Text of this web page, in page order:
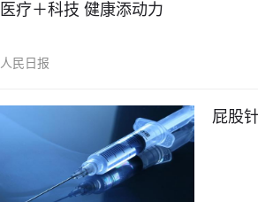
医疗＋科技 健康添动力
人民日报
屁股